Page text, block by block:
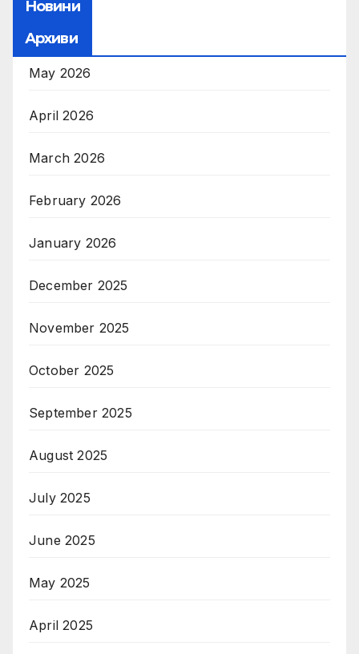
Новини
Архиви
May 2026
April 2026
March 2026
February 2026
January 2026
December 2025
November 2025
October 2025
September 2025
August 2025
July 2025
June 2025
May 2025
April 2025